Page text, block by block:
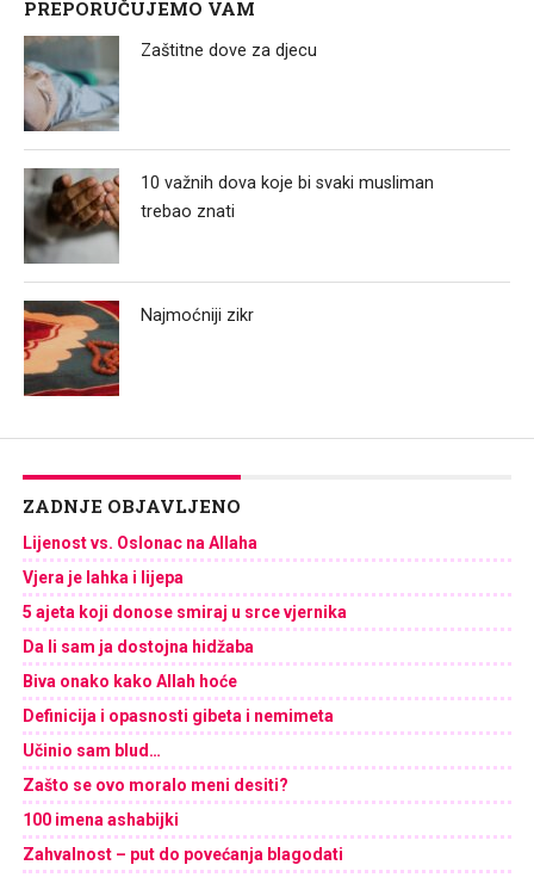
PREPORUČUJEMO VAM
Zaštitne dove za djecu
10 važnih dova koje bi svaki musliman
trebao znati
Najmoćniji zikr
ZADNJE OBJAVLJENO
Lijenost vs. Oslonac na Allaha
Vjera je lahka i lijepa
5 ajeta koji donose smiraj u srce vjernika
Da li sam ja dostojna hidžaba
Biva onako kako Allah hoće
Definicija i opasnosti gibeta i nemimeta
Učinio sam blud…
Zašto se ovo moralo meni desiti?
100 imena ashabijki
Zahvalnost – put do povećanja blagodati